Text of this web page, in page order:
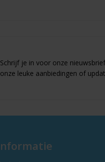
Schrijf je in voor onze
onze leuke aanbiedingen of